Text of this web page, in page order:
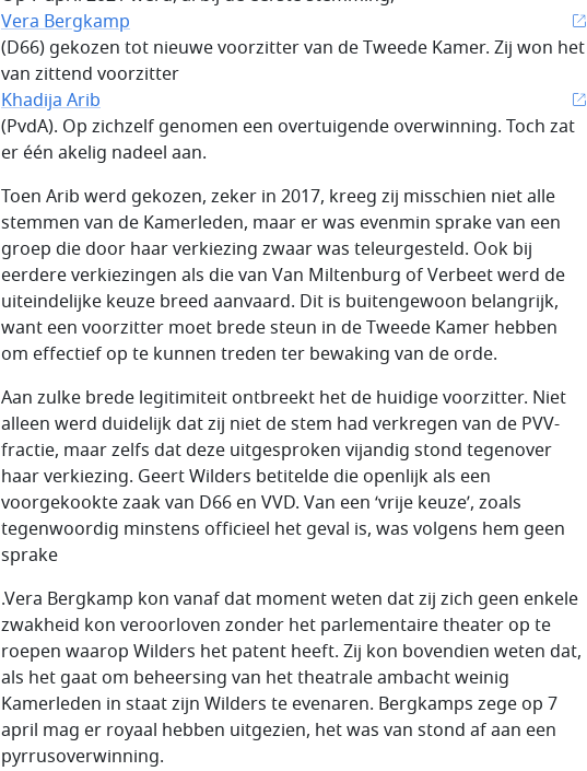
Vera Bergkamp
(D66) gekozen tot nieuwe voorzitter van de Tweede Kamer. Zij won het
van zittend voorzitter
Khadija Arib
(PvdA). Op zichzelf genomen een overtuigende overwinning. Toch zat
er één akelig nadeel aan.
Toen Arib werd gekozen, zeker in 2017, kreeg zij misschien niet alle
stemmen van de Kamerleden, maar er was evenmin sprake van een
groep die door haar verkiezing zwaar was teleurgesteld. Ook bij
eerdere verkiezingen als die van Van Miltenburg of Verbeet werd de
uiteindelijke keuze breed aanvaard. Dit is buitengewoon belangrijk,
want een voorzitter moet brede steun in de Tweede Kamer hebben
om effectief op te kunnen treden ter bewaking van de orde.
Aan zulke brede legitimiteit ontbreekt het de huidige voorzitter. Niet
alleen werd duidelijk dat zij niet de stem had verkregen van de PVV-
fractie, maar zelfs dat deze uitgesproken vijandig stond tegenover
haar verkiezing. Geert Wilders betitelde die openlijk als een
voorgekookte zaak van D66 en VVD. Van een ‘vrije keuze’, zoals
tegenwoordig minstens officieel het geval is, was volgens hem geen
sprake
.Vera Bergkamp kon vanaf dat moment weten dat zij zich geen enkele
zwakheid kon veroorloven zonder het parlementaire theater op te
roepen waarop Wilders het patent heeft. Zij kon bovendien weten dat,
als het gaat om beheersing van het theatrale ambacht weinig
Kamerleden in staat zijn Wilders te evenaren. Bergkamps zege op 7
april mag er royaal hebben uitgezien, het was van stond af aan een
pyrrusoverwinning.